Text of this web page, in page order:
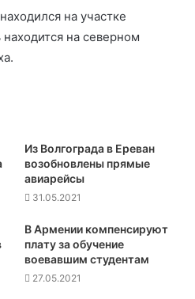
на участке
на северном
Из Волгограда в Ереван
возобновлены прямые
авиарейсы
31.05.2021
В Армении компенсируют
плату за обучение
воевавшим студентам
27.05.2021